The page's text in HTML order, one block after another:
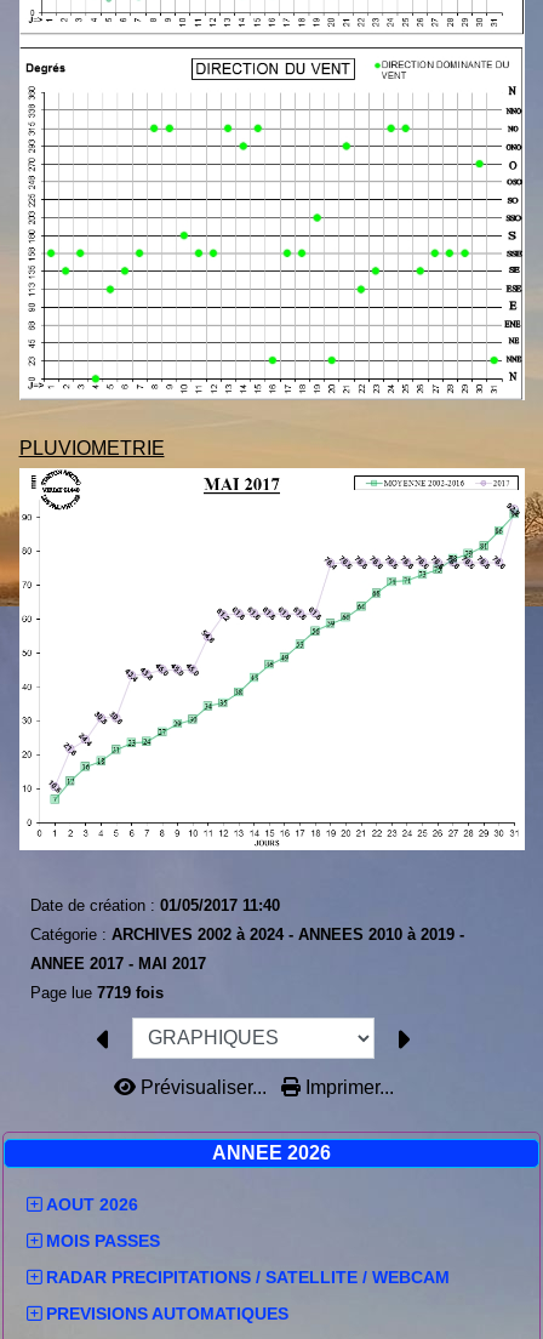
ANNEE 2026
AOUT 2026
MOIS PASSES
RADAR PRECIPITATIONS / SATELLITE / WEBCAM
PREVISIONS AUTOMATIQUES
PLUVIOMETRIE
Date de création : 01/05/2017 11:40
Catégorie : ARCHIVES 2002 à 2024 - ANNEES 2010 à 2019 -
ANNEE 2017 - MAI 2017
Page lue 7719 fois
Prévisualiser... Imprimer...